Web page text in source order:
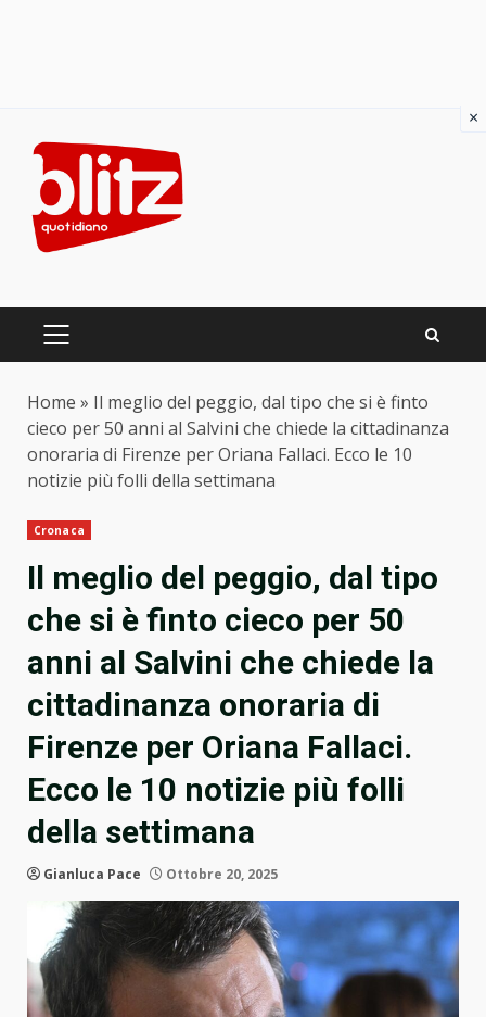
content
PRIMARY
Home » Il meglio del peggio, dal tipo che si è finto
cieco per 50 anni al Salvini che chiede la cittadinanza
onoraria di Firenze per Oriana Fallaci. Ecco le 10
notizie più folli della settimana
Cronaca
Il meglio del peggio, dal tipo
che si è finto cieco per 50
anni al Salvini che chiede la
cittadinanza onoraria di
Firenze per Oriana Fallaci.
Ecco le 10 notizie più folli
della settimana
Gianluca Pace Ottobre 20, 2025
×